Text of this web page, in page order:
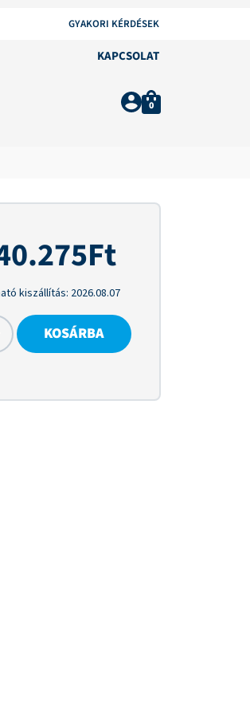
GYAKORI KÉRDÉSEK
KAPCSOLAT
0
Ft
kiszállítás: 2026.08.07
KOSÁRBA